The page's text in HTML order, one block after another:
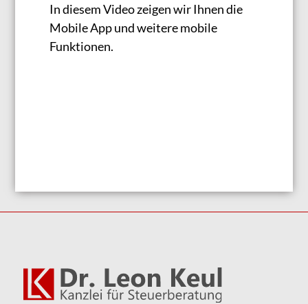
In diesem Video zeigen wir Ihnen die
Mobile App und weitere mobile
Funktionen.